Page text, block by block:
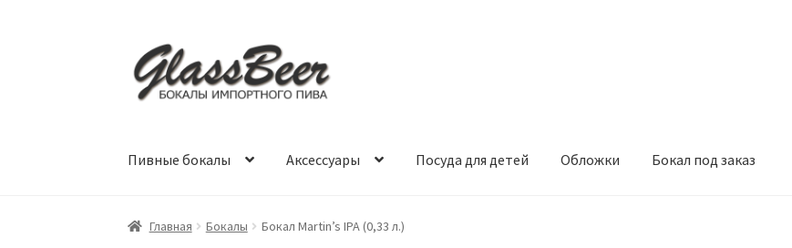
Перейти
к
навигации
Перейти
к
содержимому
Пивные бокалы Аксессуары Посуда для детей Обложки Бокал под заказ
Главная Бокалы Бокал Martin’s IPA (0,33 л.)